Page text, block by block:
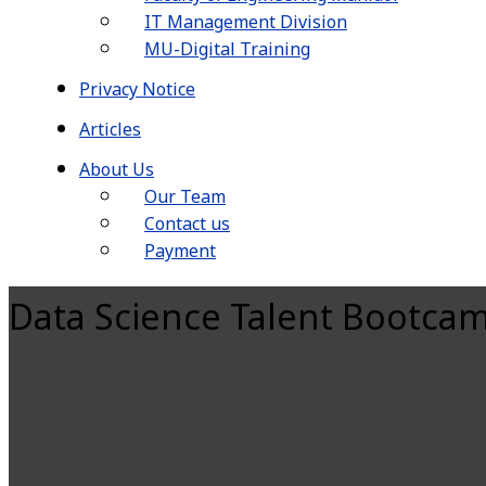
IT Management Division
MU-Digital Training
Privacy Notice
Articles
About Us
Our Team
Contact us
Payment
Data Science Talent